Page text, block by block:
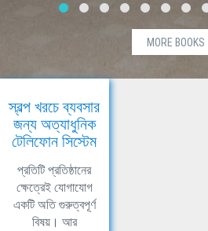
MORE BOOKS
স্বল্প খরচে ব্যবসার
জন্য অত্যাধুনিক
টেলিফোন সিস্টেম
প্রতিটি প্রতিষ্ঠানের
ক্ষেত্রেই যোগাযোগ
একটি অতি গুরুত্বপূর্ণ
বিষয়। আর